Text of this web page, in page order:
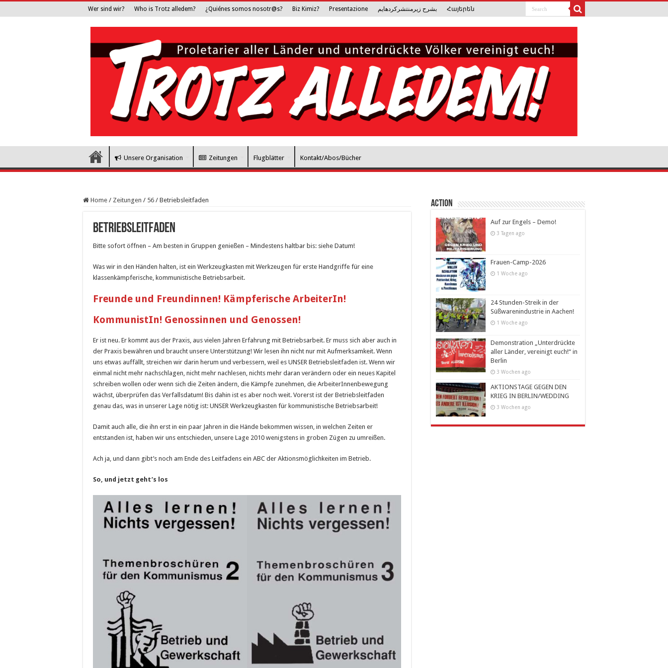
Wer sind wir? Who is Trotz alledem? ¿Quiénes somos nosotr@s? Biz Kimiz? Presentazione بشرح زیرمنتشرکرده­ایم Հայերեն
Unsere Organisation Zeitungen Flugblätter Kontakt/Abos/Bücher
Home / Zeitungen / 56 / Betriebsleitfaden
Betriebsleitfaden
Bitte sofort öffnen – Am besten in Gruppen genießen – Mindestens haltbar bis: siehe Datum!
Was wir in den Händen halten, ist ein Werkzeugkasten mit Werkzeugen für erste Handgriffe für eine
klassenkämpferische, kommunistische Betriebsarbeit.
Freunde und Freundinnen! Kämpferische ArbeiterIn!
KommunistIn! Genossinnen und Genossen!
Er ist neu. Er kommt aus der Praxis, aus vielen Jahren Erfahrung mit Betriebsarbeit. Er muss sich aber auch in
der Praxis bewähren und braucht unsere Unterstützung! Wir lesen ihn nicht nur mit Aufmerksamkeit. Wenn
uns etwas auffällt, streichen wir darin herum und verbessern, weil es UNSER Betriebsleitfaden ist. Wenn wir
einmal nicht mehr nachschlagen, nicht mehr nachlesen, nichts mehr daran verändern oder ein neues Kapitel
schreiben wollen oder wenn sich die Zeiten ändern, die Kämpfe zunehmen, die ArbeiterInnenbewegung
wächst, überprüfen das Verfallsdatum! Bis dahin ist es aber noch weit. Vorerst ist der Betriebsleitfaden
genau das, was in unserer Lage nötig ist: UNSER Werkzeugkasten für kommunistische Betriebsarbeit!
Damit auch alle, die ihn erst in ein paar Jahren in die Hände bekommen wissen, in welchen Zeiten er
entstanden ist, haben wir uns entschieden, unsere Lage 2010 wenigstens in groben Zügen zu umreißen.
Ach ja, und dann gibt’s noch am Ende des Leitfadens ein ABC der Aktionsmöglichkeiten im Betrieb.
So, und jetzt geht’s los
Action
Auf zur Engels – Demo!
3 Tagen ago
Frauen-Camp-2026
1 Woche ago
24 Stunden-Streik in der
Süßwarenindustrie in Aachen!
1 Woche ago
Demonstration „Unterdrückte
aller Länder, vereinigt euch!“ in
Berlin
3 Wochen ago
AKTIONSTAGE GEGEN DEN
KRIEG IN BERLIN/WEDDING
3 Wochen ago